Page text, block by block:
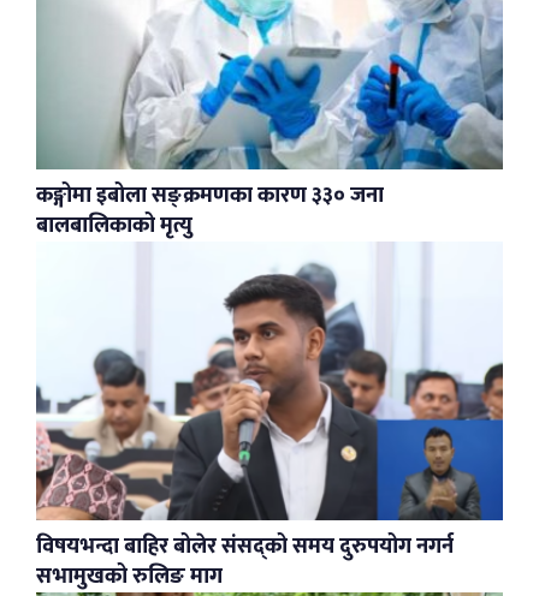
कङ्गोमा इबोला सङ्क्रमणका कारण ३३० जना
बालबालिकाको मृत्यु
विषयभन्दा बाहिर बोलेर संसद्को समय दुरुपयोग नगर्न
सभामुखको रुलिङ माग